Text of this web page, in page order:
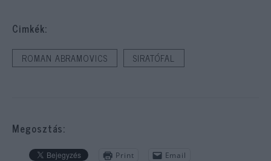
Cimkék:
ROMAN ABRAMOVICS SIRATÓFAL
Megosztás:
Print Email